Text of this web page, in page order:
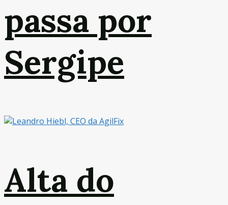
passa por
Sergipe
Alta do